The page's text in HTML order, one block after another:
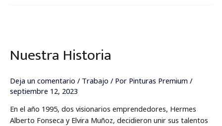
Nuestra Historia
Deja un comentario / Trabajo / Por Pinturas Premium /
septiembre 12, 2023
En el año 1995, dos visionarios emprendedores, Hermes
Alberto Fonseca y Elvira Muñoz, decidieron unir sus talentos